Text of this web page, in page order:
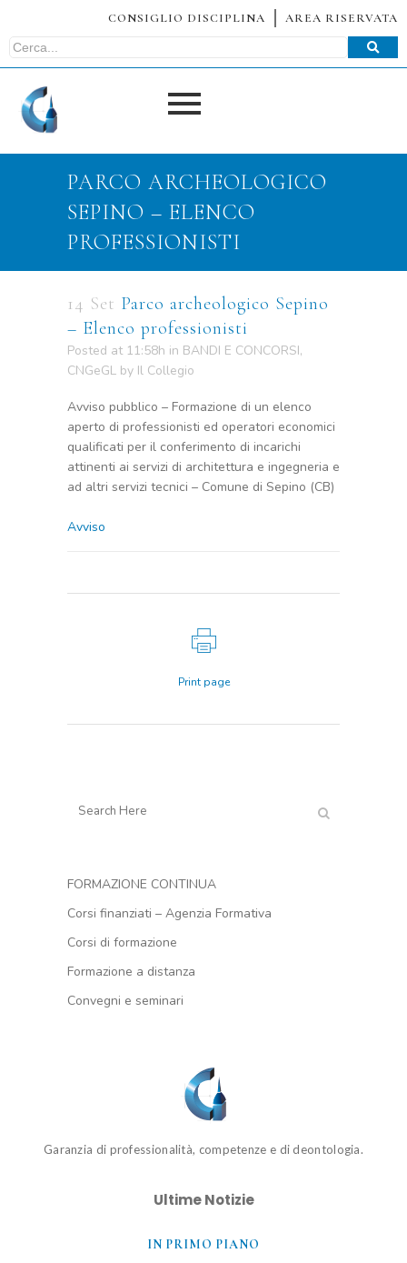
CONSIGLIO DISCIPLINA AREA RISERVATA
PARCO ARCHEOLOGICO
SEPINO – ELENCO
PROFESSIONISTI
14 Set Parco archeologico Sepino
– Elenco professionisti
Posted at 11:58h in BANDI E CONCORSI,
CNGeGL by Il Collegio
Avviso pubblico – Formazione di un elenco
aperto di professionisti ed operatori economici
qualificati per il conferimento di incarichi
attinenti ai servizi di architettura e ingegneria e
ad altri servizi tecnici – Comune di Sepino (CB)
Avviso
Print page
FORMAZIONE CONTINUA
Corsi finanziati – Agenzia Formativa
Corsi di formazione
Formazione a distanza
Convegni e seminari
Garanzia di professionalità, competenze e di deontologia.
Ultime Notizie
IN PRIMO PIANO